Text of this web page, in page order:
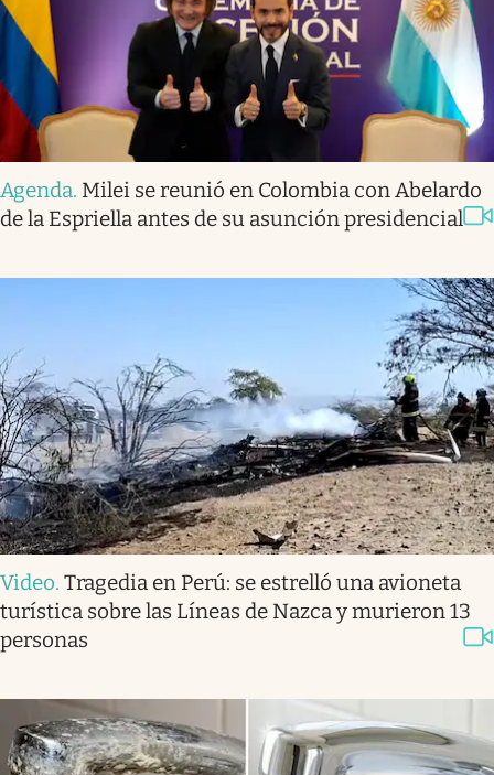
Agenda. Milei se reunió en Colombia con Abelardo
de la Espriella antes de su asunción presidencial
Video. Tragedia en Perú: se estrelló una avioneta
turística sobre las Líneas de Nazca y murieron 13
personas